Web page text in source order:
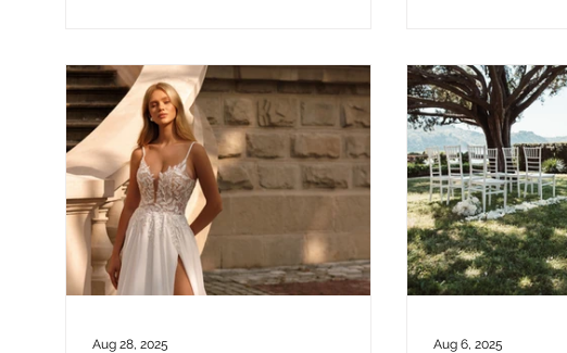
Aug 28, 2025 Aug 6, 2025